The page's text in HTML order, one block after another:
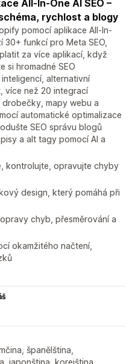
All-In-One AI SEO –
rychlost a blogy
pomocí aplikace All-In-
30+ funkcí pro Meta SEO,
za více aplikací, když
si hromadné SEO
alternativní
více než 20 integrací
mapy webu a
automatické optimalizace
SEO správu blogů
a alt tagy pomocí AI a
kontrolujte, opravujte chyby
design, který pomáhá při
chyb, přesměrování a
okamžitého načtení,
španělština,